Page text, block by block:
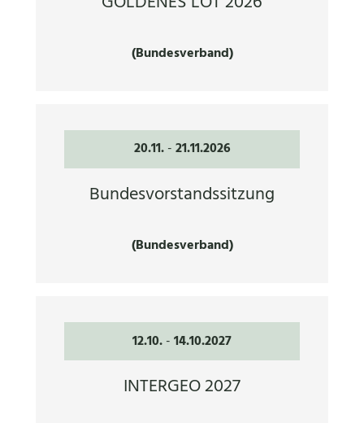
(Bundesverband)
20.11. -21.11.2026
Bundesvorstandssitzung
(Bundesverband)
12.10.-14.10.2027
INTERGEO 2027